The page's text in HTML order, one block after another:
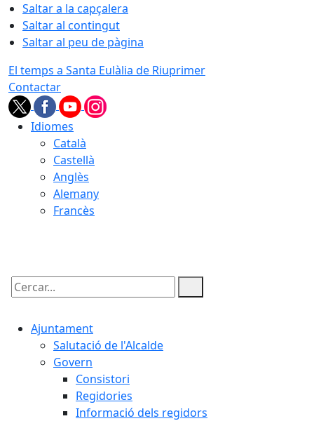
Saltar a la capçalera
Saltar al contingut
Saltar al peu de pàgina
El temps a Santa Eulàlia de Riuprimer
Contactar
Idiomes
Català
Castellà
Anglès
Alemany
Francès
Cercar:
Ajuntament
Salutació de l'Alcalde
Govern
Consistori
Regidories
Informació dels regidors